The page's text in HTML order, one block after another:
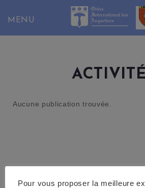
content
Aucune publication trouvée.
Pour vous proposer la meilleure